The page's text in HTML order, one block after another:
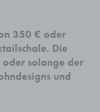
350 € oder
Die
oder solange der
und